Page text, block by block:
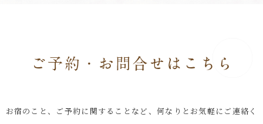
お宿のこと、ご予約に関することなど、何なりとお気軽にご連絡く